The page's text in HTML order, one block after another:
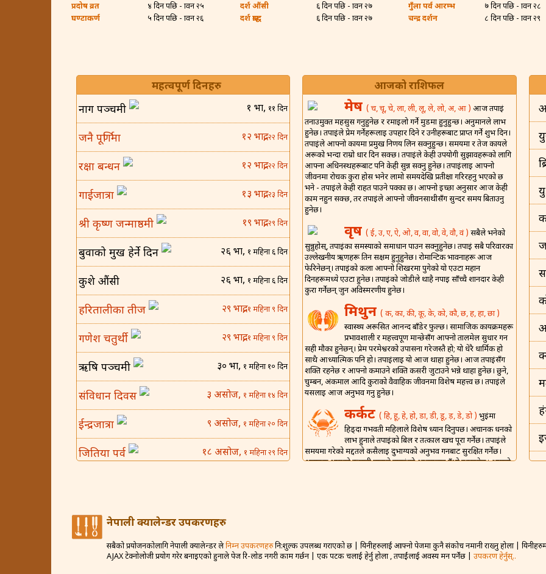
प्रदोष व्रत
४ दिन पछि - श्रावन २५
घण्टाकर्ण
५ दिन पछि - श्रावन २६
दर्श औंसी
६ दिन पछि - श्रावन २७
दर्श श्राद्ध
६ दिन पछि - श्रावन २७
गुँला पर्व आरम्भ
७ दिन पछि - श्रावन २८
चन्द्र दर्शन
८ दिन पछि - श्रावन २९
आजको राशिफल
मेष( च, चू, चे, ला, ली, लू, ले, लो, अ, आ )आज तपाईं
तनाउमुक्त महसुस गर्नुहुनेछ र रमाइलो गर्ने मुडमा हुनुहुन्छ। अनुमानले लाभ
हुनेछ। तपाईंले प्रेम गर्नेहरूलाई उपहार दिने र उनीहरूबाट प्राप्त गर्ने शुभ दिन।
तपाईंले आफ्नो कार्यमा प्रमुख निर्णय लिन सक्नुहुन्छ। समयमा र तेज कार्यले
अरूको भन्दा राम्रो धार दिन सक्छ। तपाईंले केही उपयोगी सुझावहरूको लागि
आफ्ना अधिनस्थहरूबाट पनि केही सुन्न सक्नु हुनेछ। तपाईंलाई आफ्नो
जीवनमा रोचक कुरा होस भनेर लामो समयदेखि प्रतीक्षा गरिरहनु भएको छ
भने - तपाईंले केही राहत पाउने पक्का छ। आफ्नो इच्छा अनुसार आज केही
काम नहुन सक्छ, तर तपाईंले आफ्नो जीवनसाथीसँग सुन्दर समय बिताउनु
हुनेछ।
वृष( ई, उ, ए, ऐ, ओ, व, वा, वो, वे, वौ, वं )सबैले भनेको
सुन्नुहोस्, तपाईंका समस्याको समाधान पाउन सक्नुहुनेछ। तपाईं सबै परिवारका
उल्लेखनीय ऋणहरू तिर्न सक्षम हुनुहुनेछ। रोमान्टिक भावनाहरू आज
फेरिनेछन्। तपाईंको कला आफ्नो शिखरमा पुगेको यो एउटा महान
दिनहरूमध्ये एउटा हुनेछ। तपाईंको जोडीले थाहै नपाई साँच्चै शानदार केही
कुरा गर्नेछन् जुन अविस्मरणीय हुनेछ।
मिथुन( क, का, की, कू, के, को, कौ, छ, ह, हा, छा )
स्वास्थ्य अरूसित आनन्द बाँडेर फुल्छ। सामाजिक कार्यक्रमहरू
प्रभावशाली र महत्त्वपूर्ण मान्छेसँग आफ्नो तालमेल सुधार गर्न
सही मौका हुनेछन्। प्रेम परमेश्वरको उपासना गरेजस्तै हो; यो धेरै धार्मिक हो
साथै आध्यात्मिक पनि हो। तपाईंलाई यो आज थाहा हुनेछ। आज तपाईंसँग
शक्ति रहनेछ र आफ्नो कमाउने शक्ति कसरी जुटाउने भन्ने थाहा हुनेछ। छुने,
चुम्बन, अंकमाल आदि कुराको वैवाहिक जीवनमा विशेष महत्त्व छ। तपाईंले
यसलाई आज अनुभव गर्नु हुनेछ।
कर्कट( हि, हू, हे, हो, डा, डी, डू, ड़, डे, डो )भुईंमा
हिड्दा गर्भवती महिलाले विशेष ध्यान दिनुपर्छ। अचानक धनको
लाभ हुनाले तपाईंको बिल र तत्काल खर्च पूरा गर्नेछ। तपाईंले
समयमा गरेको मद्दतले कसैलाई दुर्भाग्यको अनुभव गर्नबाट सुरक्षित गर्नेछ।
अचानक आएको रूमानी हावाले तपाईंको आत्मालाई उँभो उठाउनेछ। आफ्नो
गर्नुहोस्। यसले साझेदारी र आनन्दको लागि प्रोत्साहन दिनेछ। नयाँ प्रेम जडान
गठन गर्ने सम्भावना बलियो हुनेछ तर व्यक्तिगत र गोप्य जानकारी प्रकट
महत्वपूर्ण दिनहरु
नाग पञ्चमी १ भाद्र, ११ दिन
जनै पूर्णिमा १२ भाद्र,२२ दिन
रक्षा बन्धन १२ भाद्र,२२ दिन
गाईजात्रा १३ भाद्र,२३ दिन
श्री कृष्ण जन्माष्ठमी १९ भाद्र,२९ दिन
बुवाको मुख हेर्ने दिन २६ भाद्र, १ महिना ६ दिन
कुशे औंसी २६ भाद्र, १ महिना ६ दिन
हरितालीका तीज २९ भाद्र,१ महिना ९ दिन
गणेश चतुर्थी २९ भाद्र,१ महिना ९ दिन
ऋषि पञ्चमी ३० भाद्र, १ महिना १० दिन
संविधान दिवस ३ असोज, १ महिना १४ दिन
ईन्द्रजात्रा ९ असोज, १ महिना २० दिन
जितिया पर्व १८ असोज, १ महिना २९ दिन
बिजया दशमी
कोजाग्रत व्रत ८ कार्तिक, २ महिना २० दिन
नेपाली क्यालेन्डर उपकरणहरु
सबैको प्रयोजनकोलागि नेपाली क्यालेन्डर लेनिम्न उपकरणहरुनि:शुल्क उपलब्ध गराएको छ | यिनीहरुलाई आफ्नो पेजमा कुनै संकोच नमानी राख्नु होला |
AJAX टेक्नोलोजी प्रयोग गरेर बनाइएको हुनाले पेज रि-लोड नगरी काम गर्छन | एक पटक चलाई हेर्नु होला , तपाईंलाई अवस्य मन पर्नेछ | उपकरण हेर्नुस्..